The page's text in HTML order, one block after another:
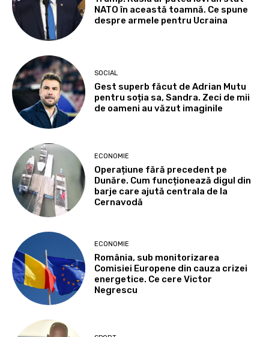
NATO în această toamnă. Ce spune
despre armele pentru Ucraina
SOCIAL
Gest superb făcut de Adrian Mutu
pentru soția sa, Sandra. Zeci de mii
de oameni au văzut imaginile
ECONOMIE
Operațiune fără precedent pe
Dunăre. Cum funcționează digul din
barje care ajută centrala de la
Cernavodă
ECONOMIE
România, sub monitorizarea
Comisiei Europene din cauza crizei
energetice. Ce cere Victor
Negrescu